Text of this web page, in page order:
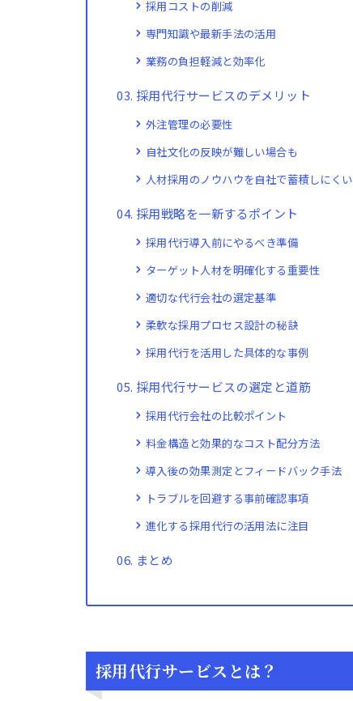
採用コストの削減
専門知識や最新手法の活用
業務の負担軽減と効率化
採用代行サービスのデメリット
外注管理の必要性
自社文化の反映が難しい場合も
人材採用のノウハウを自社で蓄積しにくい
採用戦略を一新するポイント
採用代行導入前にやるべき準備
ターゲット人材を明確化する重要性
適切な代行会社の選定基準
柔軟な採用プロセス設計の秘訣
採用代行を活用した具体的な事例
採用代行サービスの選定と道筋
採用代行会社の比較ポイント
料金構造と効果的なコスト配分方法
導入後の効果測定とフィードバック手法
トラブルを回避する事前確認事項
進化する採用代行の活用法に注目
まとめ
採用代行サービスとは？